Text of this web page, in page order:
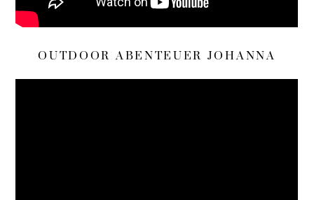
OUTDOOR ABENTEUER JOHANNA